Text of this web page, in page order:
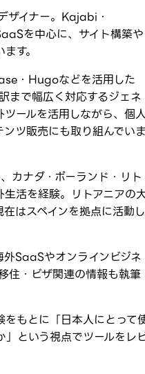
ザイナー。Kajabi・
を中心に、サイト構築や
す。
・Hugoなどを活用した
まで幅広く対応するジェネ
ールを活用しながら、個
ツ販売にも取り組んでい
カナダ・ポーランド・リト
活を経験。リトアニアの
はスペインを拠点に活動し
SaaSやオンラインビジネ
住・ビザ関連の情報も執筆
もとに「日本人にとって
という視点でツールをレ